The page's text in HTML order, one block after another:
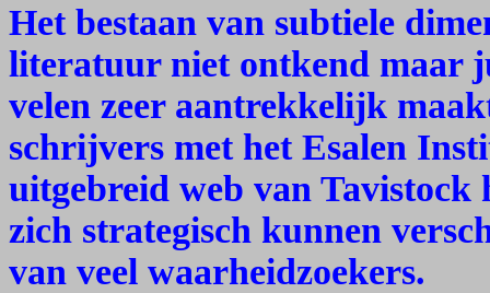
Het bestaan van subtiele
literatuur niet ontkend maar
velen zeer aantrekkelijk
schrijvers met het Esalen
uitgebreid web van Tavistock
zich strategisch kunnen
van veel waarheidzoekers.